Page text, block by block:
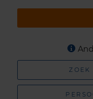
ZOEK